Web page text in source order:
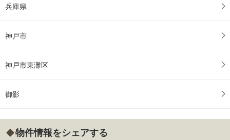
兵庫県
神戸市
神戸市東灘区
御影
物件情報をシェアする